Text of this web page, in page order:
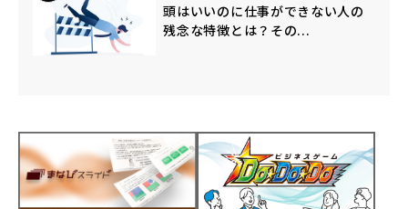
頭はいいのに仕事ができない人の
残念な特徴とは？その...